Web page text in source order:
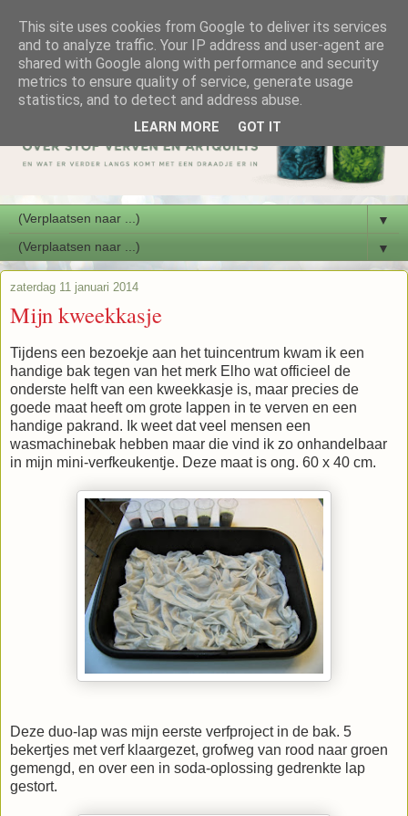
▼
▼
zaterdag 11 januari 2014
Mijn kweekkasje
Tijdens een bezoekje aan het tuincentrum kwam ik een
handige bak tegen van het merk Elho wat officieel de
onderste helft van een kweekkasje is, maar precies de
goede maat heeft om grote lappen in te verven en een
handige pakrand. Ik weet dat veel mensen een
wasmachinebak hebben maar die vind ik zo onhandelbaar
in mijn mini-verfkeukentje. Deze maat is ong. 60 x 40 cm.
Deze duo-lap was mijn eerste verfproject in de bak. 5
bekertjes met verf klaargezet, grofweg van rood naar groen
gemengd, en over een in soda-oplossing gedrenkte lap
gestort.
This site uses cookies from Google to deliver its services
and to analyze traffic. Your IP address and user-agent are
shared with Google along with performance and security
metrics to ensure quality of service, generate usage
statistics, and to detect and address abuse.
LEARN MORE GOT IT